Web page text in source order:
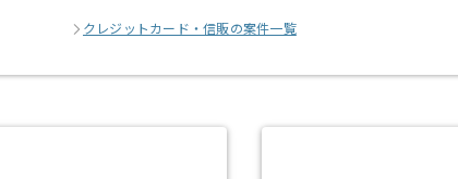
クレジットカード・信販の案件一覧